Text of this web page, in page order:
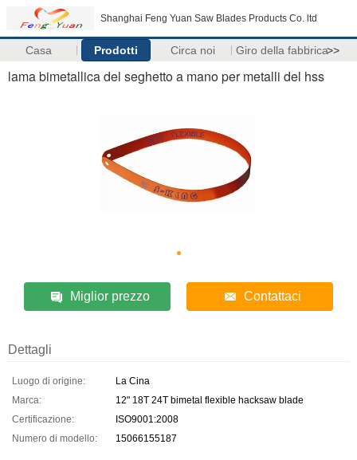
Shanghai Feng Yuan Saw Blades Products Co. ltd
Casa Prodotti Circa noi Giro della fabbrica>>
lama bimetallica del seghetto a mano per metalli del hss
Miglior prezzo Contattaci
Dettagli
Luogo di origine:
La Cina
Marca:
12" 18T 24T bimetal flexible hacksaw blade
Certificazione:
ISO9001:2008
Numero di modello:
15066155187